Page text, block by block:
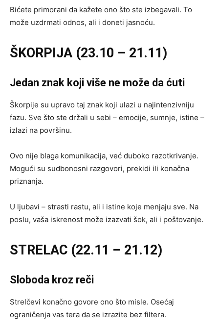
Bićete primorani da kažete ono što ste izbegavali. To
može uzdrmati odnos, ali i doneti jasnoću.
ŠKORPIJA (23.10 – 21.11)
Jedan znak koji više ne može da ćuti
Škorpije su upravo taj znak koji ulazi u najintenzivniju
fazu. Sve što ste držali u sebi – emocije, sumnje, istine –
izlazi na površinu.
Ovo nije blaga komunikacija, već duboko razotkrivanje.
Mogući su sudbonosni razgovori, prekidi ili konačna
priznanja.
U ljubavi – strasti rastu, ali i istine koje menjaju sve. Na
poslu, vaša iskrenost može izazvati šok, ali i poštovanje.
STRELAC (22.11 – 21.12)
Sloboda kroz reči
Strelčevi konačno govore ono što misle. Osećaj
ograničenja vas tera da se izrazite bez filtera.